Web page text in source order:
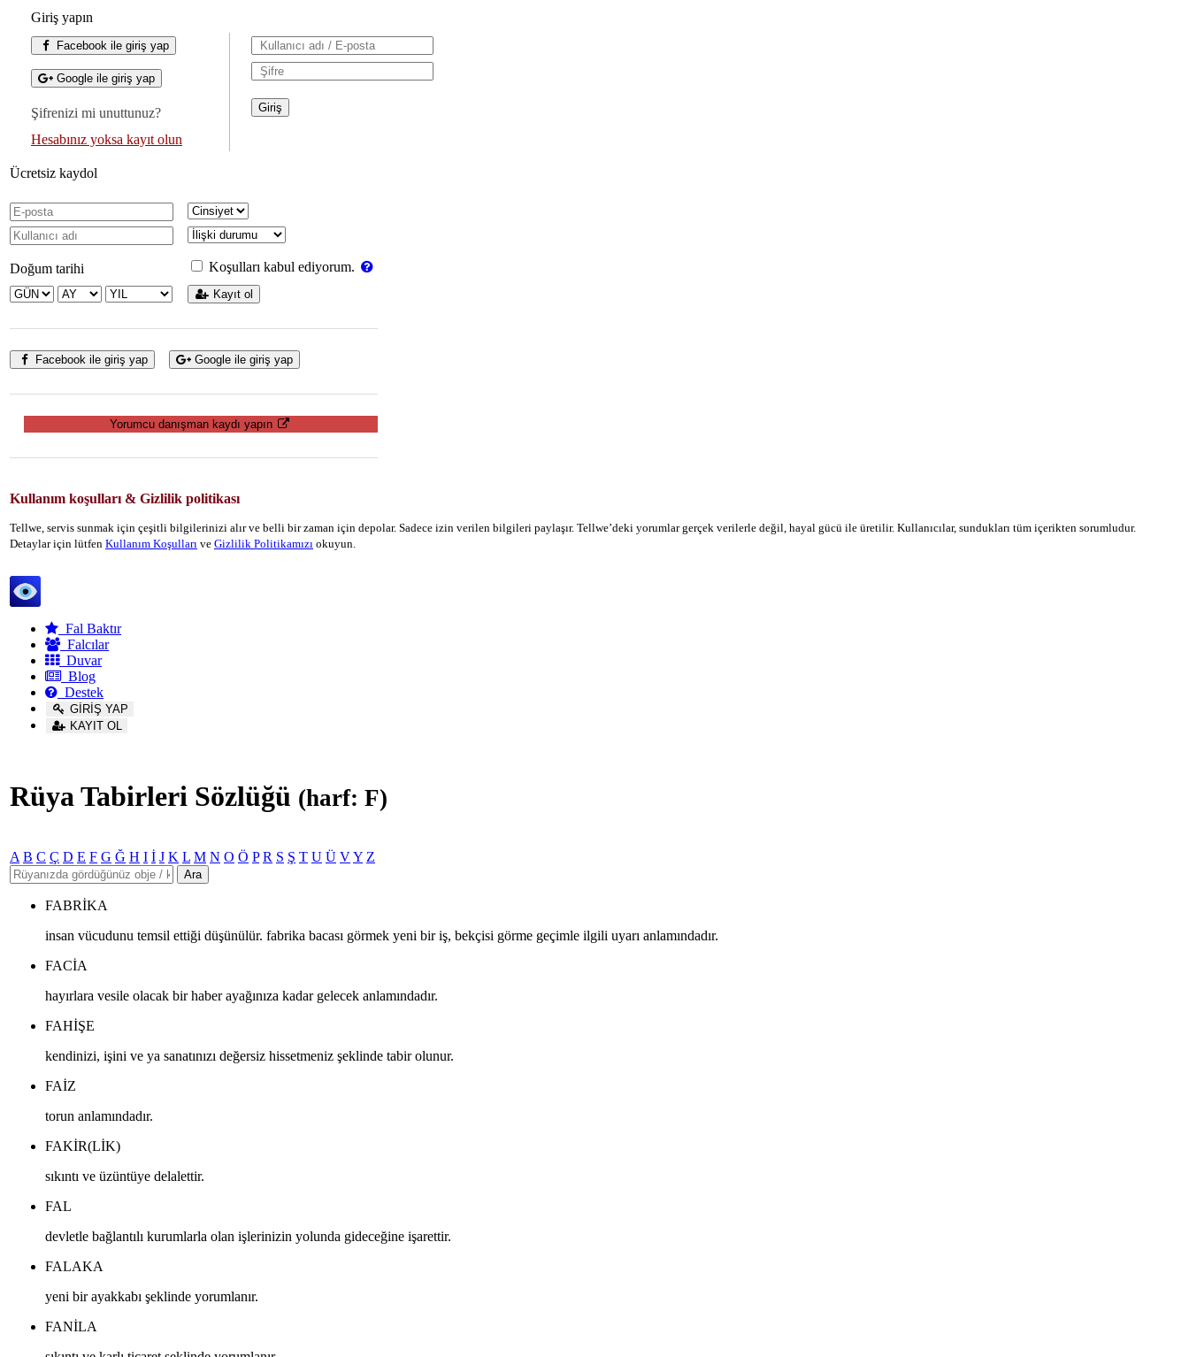
Giriş yapın
Facebook ile giriş yap
Google ile giriş yap
Şifrenizi mi unuttunuz?
Hesabınız yoksa kayıt olun
Ücretsiz kaydol
Doğum tarihi Koşulları kabul ediyorum.
Kayıt ol
Facebook ile giriş yap Google ile giriş yap
Yorumcu danışman kaydı yapın
Kullanım koşulları & Gizlilik politikası
Tellwe, servis sunmak için çeşitli bilgilerinizi alır ve belli bir zaman için depolar. Sadece izin verilen bilgileri paylaşır. Tellwe’deki yorumlar gerçek verilerle değil, hayal gücü ile üretilir. Kullanıcılar, sundukları tüm içerikten sorumludur.
Detaylar için lütfen Kullanım Koşulları ve Gizlilik Politikamızı okuyun.
Fal Baktır
Falcılar
Duvar
Blog
Destek
GİRİŞ YAP
KAYIT OL
Rüya Tabirleri Sözlüğü (harf: F)
A B C Ç D E F G Ğ H I İ J K L M N O Ö P R S Ş T U Ü VY Z
Ara
FABRIKA
insan vücudunu temsil ettiği düşünülür. fabrika bacası görmek yeni bir iş, bekçisi görme geçimle ilgili uyarı anlamındadır.
FACIA
hayırlara vesile olacak bir haber ayağınıza kadar gelecek anlamındadır.
FAHIŞE
kendinizi, işini ve ya sanatınızı değersiz hissetmeniz şeklinde tabir olunur.
FAIZ
torun anlamındadır.
FAKIR(LIK)
sıkıntı ve üzüntüye delalettir.
FAL
devletle bağlantılı kurumlarla olan işlerinizin yolunda gideceğine işarettir.
FALAKA
yeni bir ayakkabı şeklinde yorumlanır.
FANILA